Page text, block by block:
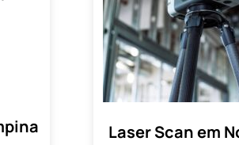
Laser Scan em